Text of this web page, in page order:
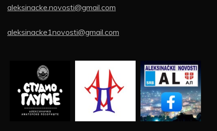
aleksinacke.novosti@gmail.com
aleksinacke1novosti@gmail.com